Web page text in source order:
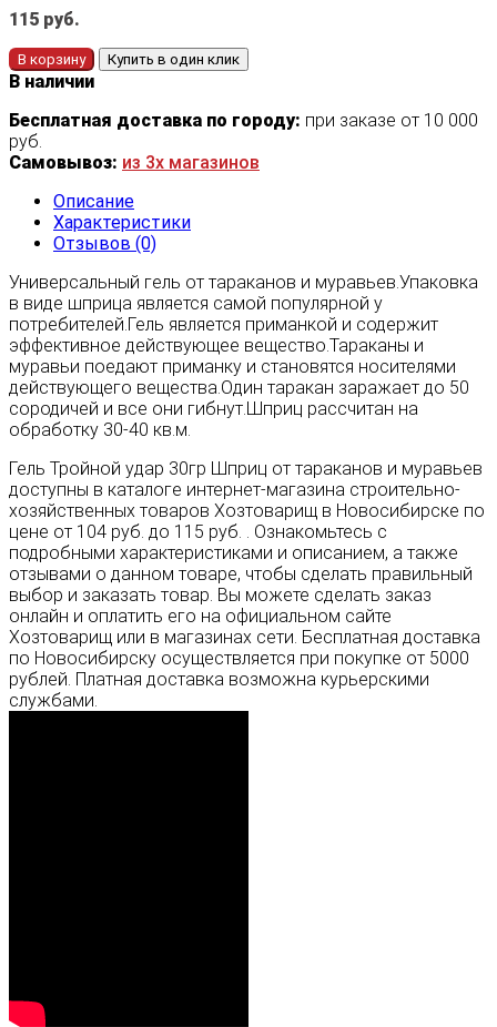
115 руб.
В корзину Купить в один клик
В наличии
Бесплатная доставка по городу: при заказе от 10 000
руб.
Самовывоз: из 3х магазинов
Описание
Характеристики
Отзывов (0)
Универсальный гель от тараканов и муравьев.Упаковка
в виде шприца является самой популярной у
потребителей.Гель является приманкой и содержит
эффективное действующее вещество.Тараканы и
муравьи поедают приманку и становятся носителями
действующего вещества.Один таракан заражает до 50
сородичей и все они гибнут.Шприц рассчитан на
обработку 30-40 кв.м.
Гель Тройной удар 30гр Шприц от тараканов и муравьев
доступны в каталоге интернет-магазина строительно-
хозяйственных товаров Хозтоварищ в Новосибирске по
цене от 104 руб. до 115 руб. . Ознакомьтесь с
подробными характеристиками и описанием, а также
отзывами о данном товаре, чтобы сделать правильный
выбор и заказать товар. Вы можете сделать заказ
онлайн и оплатить его на официальном сайте
Хозтоварищ или в магазинах сети. Бесплатная доставка
по Новосибирску осуществляется при покупке от 5000
рублей. Платная доставка возможна курьерскими
службами.